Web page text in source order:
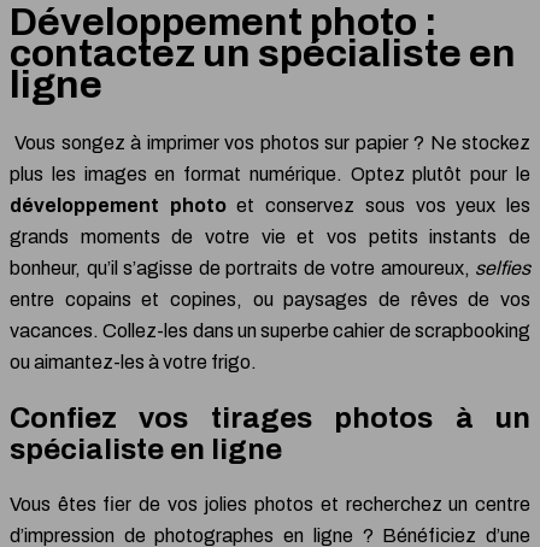
Développement photo :
contactez un spécialiste en
ligne
Vous songez à imprimer vos photos sur papier ? Ne stockez
plus les images en format numérique. Optez plutôt pour le
développement photoet conservez sous vos yeux les
grands moments de votre vie et vos petits instants de
bonheur, qu’il s’agisse de portraits de votre amoureux, selfies
entre copains et copines, ou paysages de rêves de vos
vacances. Collez-les dans un superbe cahier de scrapbooking
ou aimantez-les à votre frigo.
Confiez vos tirages photos à un
spécialiste en ligne
Vous êtes fier de vos jolies photos et recherchez un centre
d’impression de photographes en ligne ? Bénéficiez d’une